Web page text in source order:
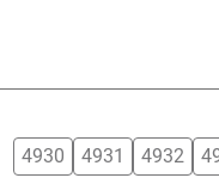
4930 4931 4932